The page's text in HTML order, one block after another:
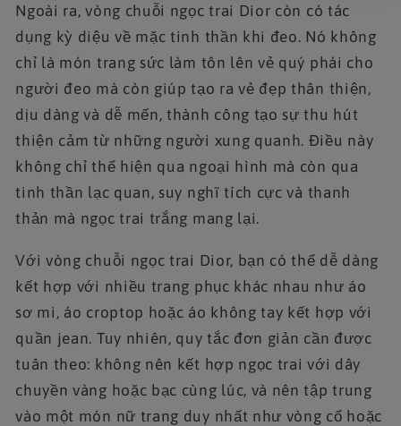
Ngoài ra, vòng chuỗi ngọc trai Dior còn có tác
dụng kỳ diệu về mặc tinh thần khi đeo. Nó không
chỉ là món trang sức làm tôn lên vẻ quý phái cho
người đeo mà còn giúp tạo ra vẻ đẹp thân thiện,
dịu dàng và dễ mến, thành công tạo sự thu hút
thiện cảm từ những người xung quanh. Điều này
không chỉ thể hiện qua ngoại hình mà còn qua
tinh thần lạc quan, suy nghĩ tích cực và thanh
thản mà ngọc trai trắng mang lại.
Với vòng chuỗi ngọc trai Dior, bạn có thể dễ dàng
kết hợp với nhiều trang phục khác nhau như áo
sơ mi, áo croptop hoặc áo không tay kết hợp với
quần jean. Tuy nhiên, quy tắc đơn giản cần được
tuân theo: không nên kết hợp ngọc trai với dây
chuyền vàng hoặc bạc cùng lúc, và nên tập trung
vào một món nữ trang duy nhất như vòng cổ hoặc